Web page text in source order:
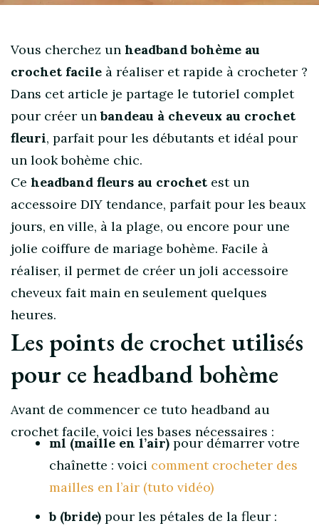
Vous cherchez un headband bohème au
crochet facile à réaliser et rapide à crocheter ?
Dans cet article je partage le tutoriel complet
pour créer unbandeau à cheveux au crochet
fleuri, parfait pour les débutants et idéal pour
un look bohème chic.
Ce headband fleurs au crochet est un
accessoire DIY tendance, parfait pour les beaux
jours, en ville, à la plage, ou encore pour une
jolie coiffure de mariage bohème. Facile à
réaliser, il permet de créer un joli accessoire
cheveux fait main en seulement quelques
heures.
Les points de crochet utilisés
pour ce headband bohème
Avant de commencer ce tuto headband au
crochet facile, voici les bases nécessaires :
ml (maille en l’air) pour démarrer votre
chaînette : voici comment crocheter des
mailles en l’air (tuto vidéo)
b (bride) pour les pétales de la fleur :